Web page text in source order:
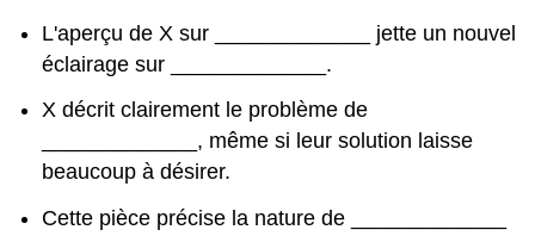
L'aperçu de X sur _____________ jette un nouvel
éclairage sur _____________.
X décrit clairement le problème de
_____________, même si leur solution laisse
beaucoup à désirer.
Cette pièce précise la nature de _____________